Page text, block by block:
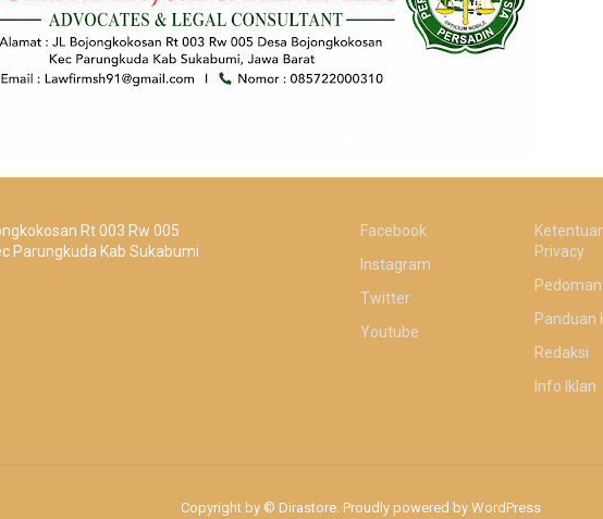
Facebook
Instagram
Twitter
Youtube
Privacy
Panduan
Redaksi
Info Iklan
Rt 003 Rw 005
Parungkuda Kab Sukabumi
Copyright by © Dirastore. Proudly powered by WordPress